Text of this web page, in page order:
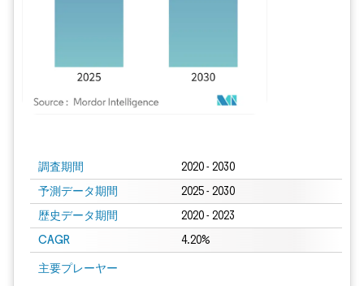
調査期間 2020 - 2030
予測データ期間 2025 - 2030
歴史データ期間 2020 - 2023
CAGR 4.20%
主要プレーヤー